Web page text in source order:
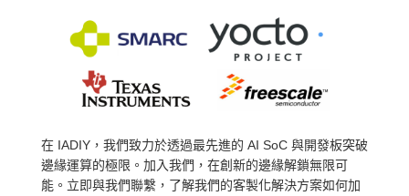
在 IADIY，我們致力於透過最先進的 AI SoC 與開發板突破
邊緣運算的極限。加入我們，在創新的邊緣解鎖無限可
能。立即與我們聯繫，了解我們的客製化解決方案如何加